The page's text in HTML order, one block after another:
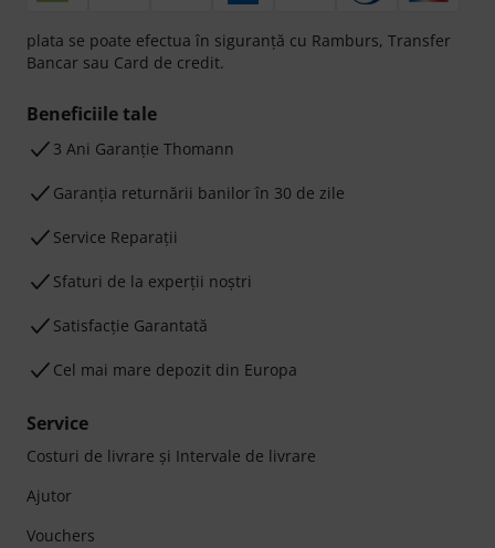
plata se poate efectua în siguranță cu Ramburs, Transfer
Bancar sau Card de credit.
Beneficiile tale
3 Ani Garanție Thomann
Garanţia returnării banilor în 30 de zile
Service Reparații
Sfaturi de la experții noștri
Satisfacție Garantată
Cel mai mare depozit din Europa
Service
Costuri de livrare şi Intervale de livrare
Ajutor
Vouchers